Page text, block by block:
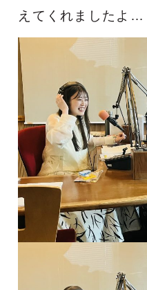
えてくれましたよ…